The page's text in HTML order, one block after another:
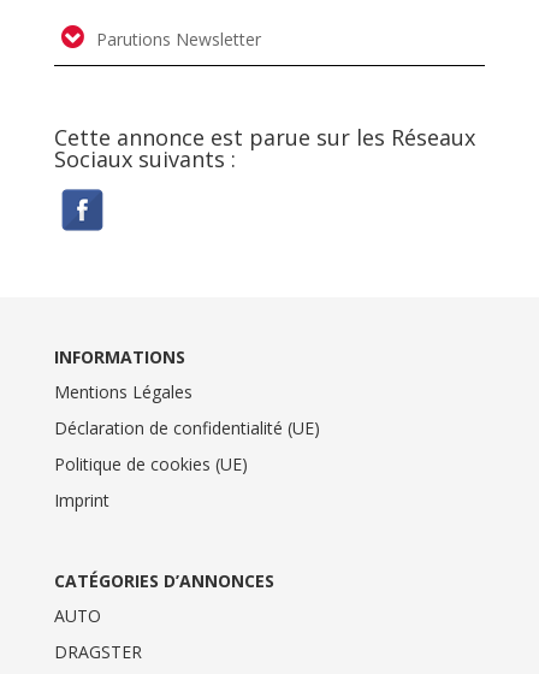
Parutions Newsletter
Cette annonce est parue sur les Réseaux
Sociaux suivants :
INFORMATIONS
Mentions Légales
Déclaration de confidentialité (UE)
Politique de cookies (UE)
Imprint
CATÉGORIES D’ANNONCES
AUTO
DRAGSTER